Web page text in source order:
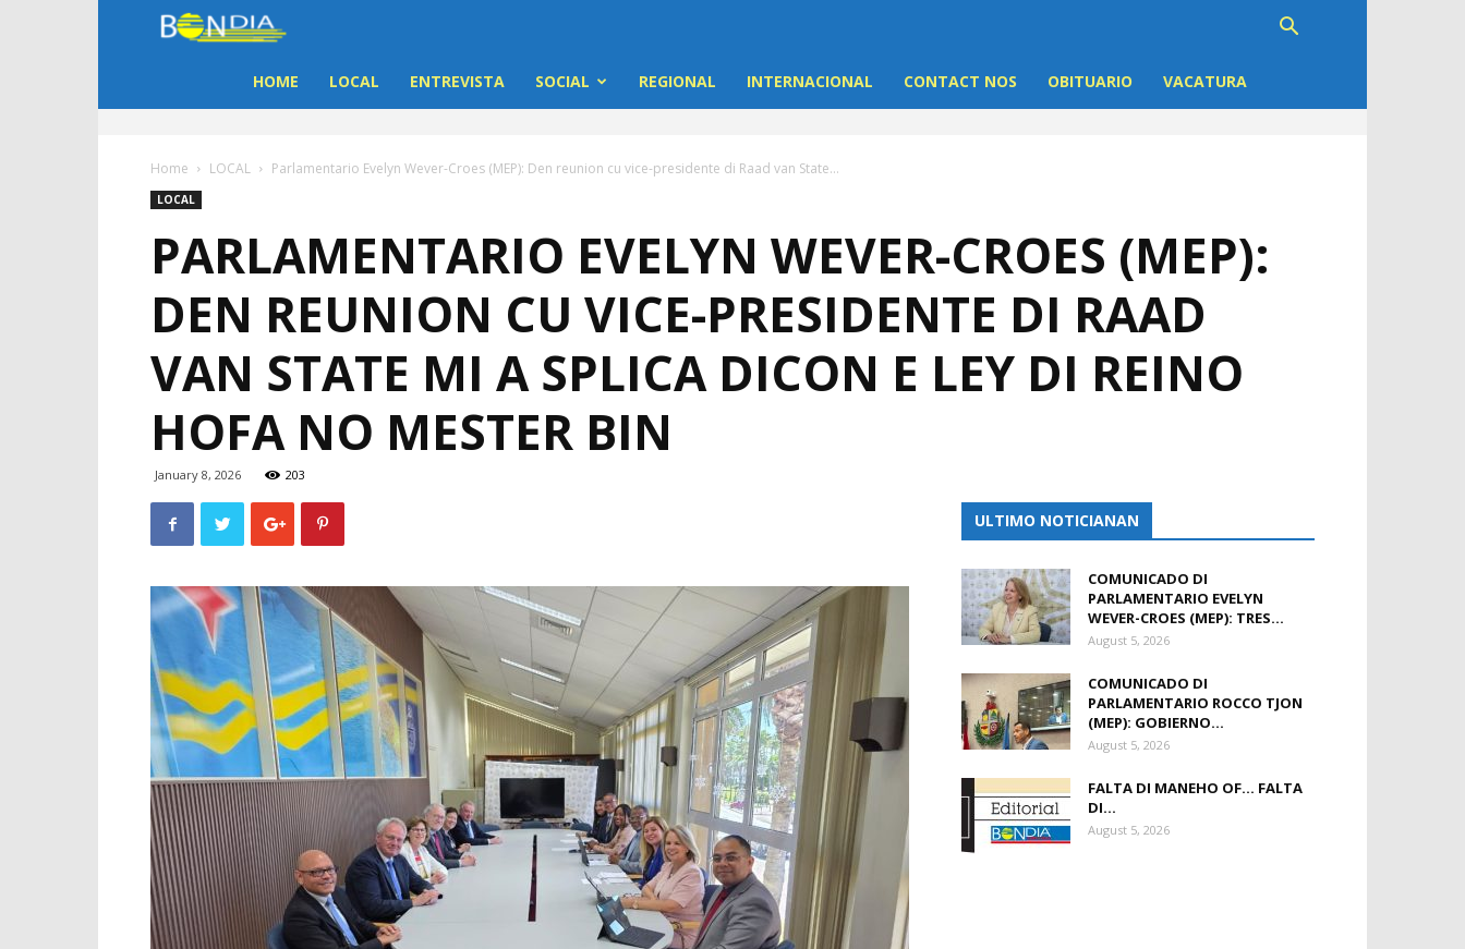
Dia
Noticia
di
Aruba
HOME LOCAL ENTREVISTA SOCIAL REGIONAL INTERNACIONAL CONTACT NOS OBITUARIO VACATURA
Home LOCAL Parlamentario Evelyn Wever-Croes (MEP): Den reunion cu vice-presidente di Raad van State...
LOCAL
PARLAMENTARIO EVELYN WEVER-CROES (MEP):
DEN REUNION CU VICE-PRESIDENTE DI RAAD
VAN STATE MI A SPLICA DICON E LEY DI REINO
HOFA NO MESTER BIN
January 8, 2026 203
ULTIMO NOTICIANAN
COMUNICADO DI
PARLAMENTARIO EVELYN
WEVER-CROES (MEP): TRES...
August 5, 2026
COMUNICADO DI
PARLAMENTARIO ROCCO TJON
(MEP): GOBIERNO...
August 5, 2026
FALTA DI MANEHO OF… FALTA
DI...
August 5, 2026